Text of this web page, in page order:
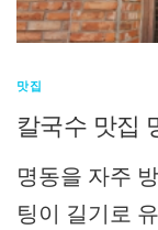
맛집
칼국수 맛집
명동을 자주
팅이 길기로